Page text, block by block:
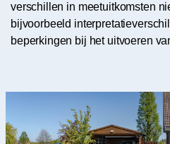
verschillen in meetuitkomsten
bijvoorbeeld
beperkingen bij het uitvoeren